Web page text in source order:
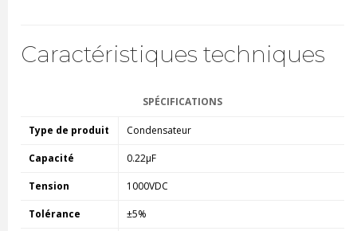
Caractéristiques techniques
SPÉCIFICATIONS
Type de produit Condensateur
Capacité 0.22µF
Tension 1000VDC
Tolérance ±5%